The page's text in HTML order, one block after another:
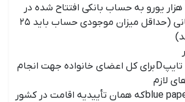
واریز مبلغ ۲۵ هزار یورو به حساب بانکی افتتاح شده در
بانک‌های یونانی (حداقل میزان موجودی حساب باید ۲۵
دریافت ویزای تایپ D برای کل اعضای خانواده جهت انجام
لازم
دریافت برگه blue paper که همان تأییدیه اقامت در کشور